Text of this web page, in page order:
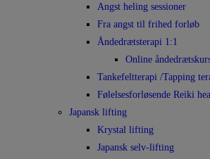
Angst heling sessioner
Fra angst til frihed forløb
Åndedrætsterapi 1:1
Online
Tankefeltterapi /Tapping
Følelsesforløsende Reiki
Japansk lifting
Krystal lifting
Japansk selv-lifting